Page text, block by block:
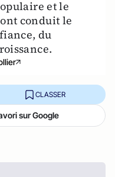
et le
conduit le
du
CLASSER
sur Google